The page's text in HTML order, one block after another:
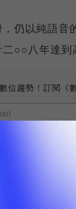
仍以純語
○○八年達到
位趨勢！訂閱《
個預測期